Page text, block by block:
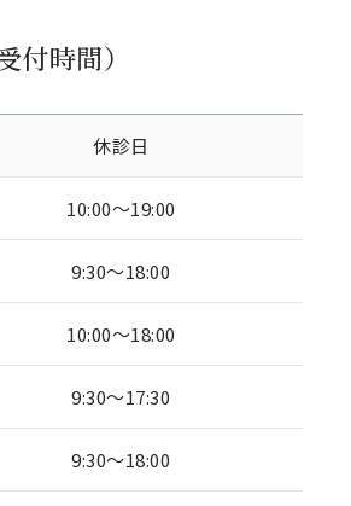
付時間）
休診日
10:00～19:00
9:30～18:00
10:00～18:00
9:30～17:30
9:30～18:00